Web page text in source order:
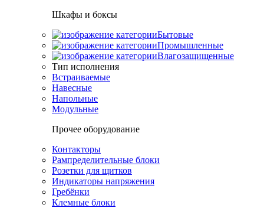
Шкафы и боксы
Бытовые
Промышленные
Влагозащищенные
Тип исполнения
Встраиваемые
Навесные
Напольные
Модульные
Прочее оборудование
Контакторы
Рампределительные блоки
Розетки для щитков
Индикаторы напряжения
Гребёнки
Клемные блоки